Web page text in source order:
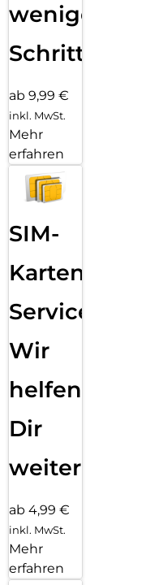
wenigen
Schritten
ab 9,99 €
inkl. MwSt.
Mehr
erfahren
SIM-
Karten
Service:
Wir
helfen
Dir
weiter
ab 4,99 €
inkl. MwSt.
Mehr
erfahren